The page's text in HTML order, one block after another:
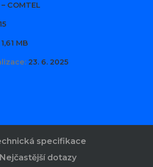
– COMTEL
1,61 MB
23. 6. 2025
specifikace
Nejčastější dotazy